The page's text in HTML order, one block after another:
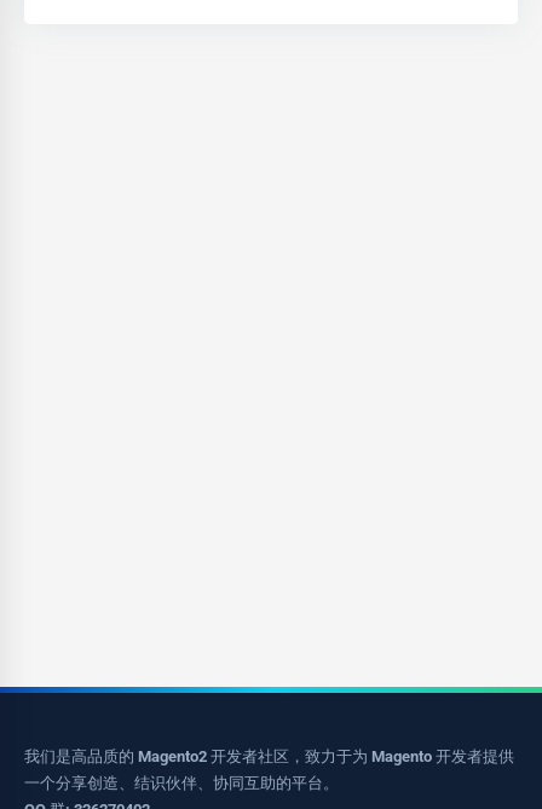
我们是高品质的 Magento2 开发者社区，致力于为 Magento 开发者提供
一个分享创造、结识伙伴、协同互助的平台。